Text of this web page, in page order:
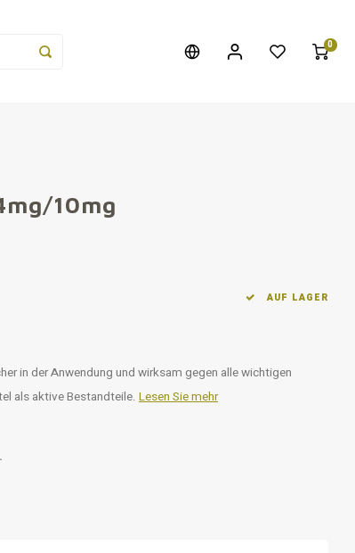
0
10mg
AUF LAGER
in der Anwendung und wirksam gegen alle wichtigen
als aktive Bestandteile.Lesen Sie mehr